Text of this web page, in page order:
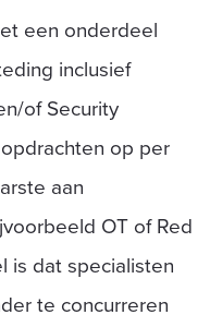
een onderdeel
inclusief
of Security
op per
aan
OT of Red
is dat specialisten
te concurreren